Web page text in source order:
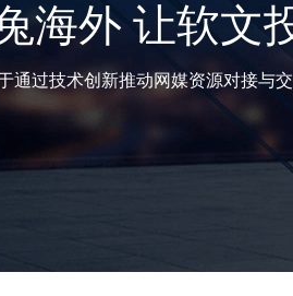
海外 让软文
通过技术创新推动网媒资源对接与